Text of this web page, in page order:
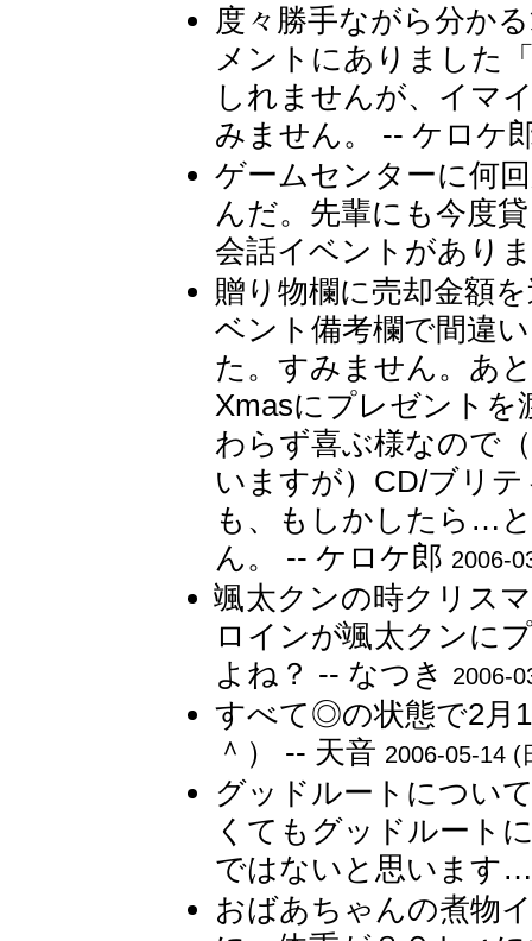
度々勝手ながら分か
メントにありました
しれませんが、イマ
みません。 -- ケロケ
ゲームセンターに何
んだ。先輩にも今度
会話イベントがあり
贈り物欄に売却金額
ベント備考欄で間違
た。すみません。あ
Xmasにプレゼントを
わらず喜ぶ様なので
いますが）CD/ブリ
も、もしかしたら…
ん。 -- ケロケ郎 2006-
颯太クンの時クリス
ロインが颯太クンに
よね？ -- なつき
2006-
すべて◎の状態で2月
＾） -- 天音 2006-05-14 (
グッドルートについ
くてもグッドルート
ではないと思います
おばあちゃんの煮物